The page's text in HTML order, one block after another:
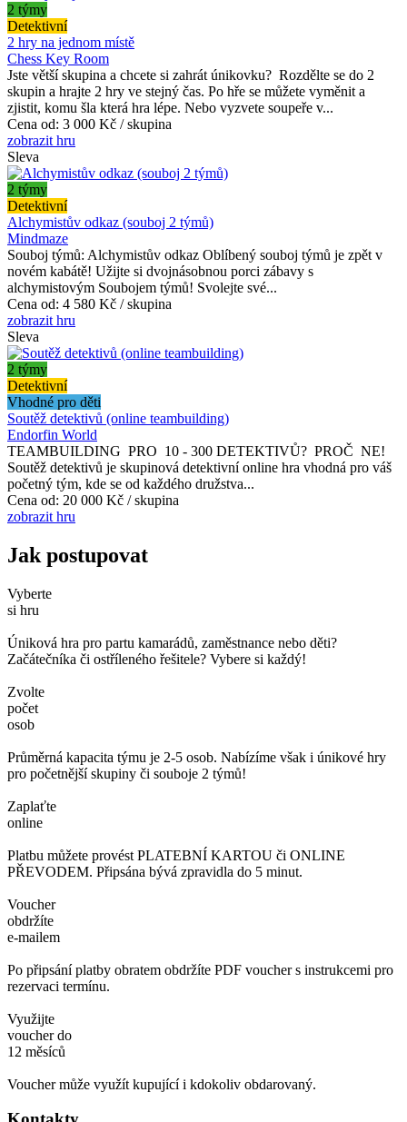
2 týmy
Detektivní
2 hry na jednom místě
Chess Key Room
Jste větší skupina a chcete si zahrát únikovku? Rozdělte se do 2
skupin a hrajte 2 hry ve stejný čas. Po hře se můžete vyměnit a
zjistit, komu šla která hra lépe. Nebo vyzvete soupeře v...
Cena od: 3 000 Kč / skupina
zobrazit hru
Sleva
2 týmy
Detektivní
Alchymistův odkaz (souboj 2 týmů)
Mindmaze
Souboj týmů: Alchymistův odkaz Oblíbený souboj týmů je zpět v
novém kabátě! Užijte si dvojnásobnou porci zábavy s
alchymistovým Soubojem týmů! Svolejte své...
Cena od: 4 580 Kč / skupina
zobrazit hru
Sleva
2 týmy
Detektivní
Vhodné pro děti
Soutěž detektivů (online teambuilding)
Endorfin World
TEAMBUILDING PRO 10 - 300 DETEKTIVŮ? PROČ NE!
Soutěž detektivů je skupinová detektivní online hra vhodná pro váš
početný tým, kde se od každého družstva...
Cena od: 20 000 Kč / skupina
zobrazit hru
Jak postupovat
Vyberte
si hru
Úniková hra pro partu kamarádů, zaměstnance nebo děti?
Začátečníka či ostříleného řešitele? Vybere si každý!
Zvolte
počet
osob
Průměrná kapacita týmu je 2-5 osob. Nabízíme však i únikové hry
pro početnější skupiny či souboje 2 týmů!
Zaplaťte
online
Platbu můžete provést PLATEBNÍ KARTOU či ONLINE
PŘEVODEM. Připsána bývá zpravidla do 5 minut.
Voucher
obdržíte
e-mailem
Po připsání platby obratem obdržíte PDF voucher s instrukcemi pro
rezervaci termínu.
Využijte
voucher do
12 měsíců
Voucher může využít kupující i kdokoliv obdarovaný.